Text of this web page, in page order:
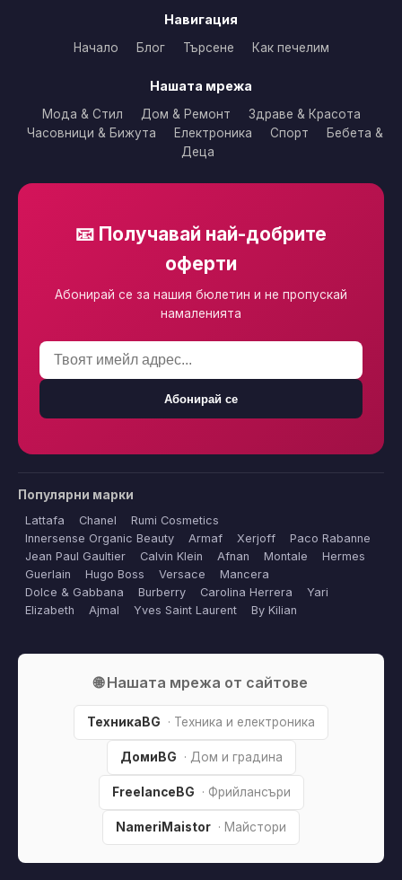
Навигация
Начало Блог Търсене Как печелим
Нашата мрежа
Мода & Стил Дом & Ремонт
Здраве & Красота
Часовници & Бижута
Електроника Спорт
Бебета &
Деца
📧 Получавай най-добрите
оферти
Абонирай се за нашия бюлетин и не пропускай
намаленията
Абонирай се
Популярни марки
Lattafa Chanel
Rumi Cosmetics
Innersense Organic Beauty
Armaf Xerjoff
Paco Rabanne
Jean Paul Gaultier
Calvin Klein Afnan Montale
Hermes
Guerlain
Hugo Boss Versace
Mancera
Dolce & Gabbana
Burberry Carolina Herrera
Yari
Elizabeth
Ajmal Yves Saint Laurent By Kilian
🌐 Нашата мрежа от сайтове
ТехникаBG · Техника и електроника
ДомиBG · Дом и градина
FreelanceBG · Фрийлансъри
NameriMaistor · Майстори